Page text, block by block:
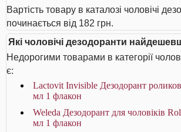
Вартість товару в каталозі чоловічі
починається від 182 грн.
Які чоловічі дезодоранти
Недорогими товарами в категорії
є:
Lactovit Invisible Дезодорант
мл 1 флакон
Weleda Дезодорант для чоловіків
мл 1 флакон